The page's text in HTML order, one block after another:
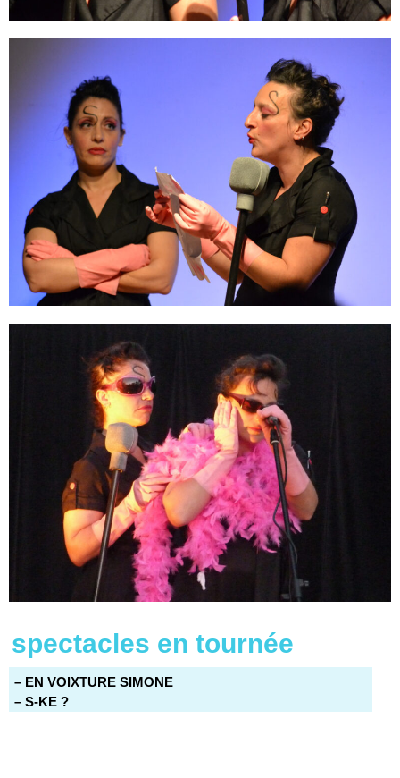
spectacles en tournée
– EN VOIXTURE SIMONE
– S-KE ?